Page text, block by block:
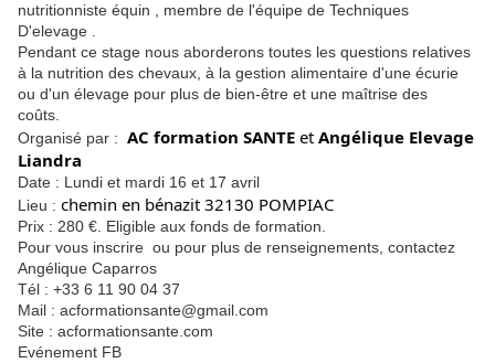
nutritionniste équin , membre de l'équipe de Techniques
D'elevage .
Pendant ce stage nous aborderons toutes les questions relatives
à la nutrition des chevaux, à la gestion alimentaire d'une écurie
ou d'un élevage pour plus de bien-être et une maîtrise des
coûts.
Organisé par : AC formation SANTE et Angélique Elevage
Liandra
Date : Lundi et mardi 16 et 17 avril
Lieu : chemin en bénazit 32130 POMPIAC
Prix : 280 €. Eligible aux fonds de formation.
Pour vous inscrire ou pour plus de renseignements, contactez
Angélique Caparros
Tél : +33 6 11 90 04 37
Mail : acformationsante@gmail.com
Site : acformationsante.com
Evénement FB